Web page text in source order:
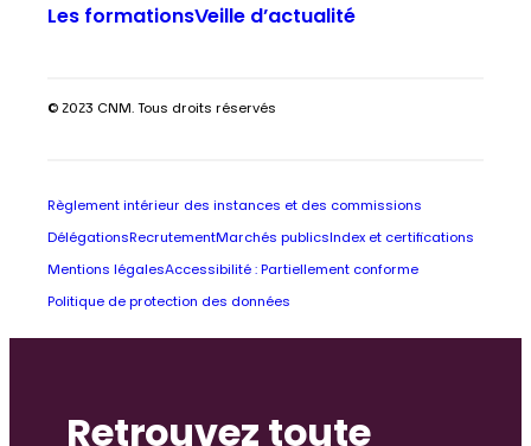
Les formationsVeille d’actualité
© 2023 CNM. Tous droits réservés
Règlement intérieur des instances et des commissions
Délégations RecrutementMarchés publics Index et certifications
Mentions légalesAccessibilité : Partiellement conforme
Politique de protection des données
Retrouvez toute